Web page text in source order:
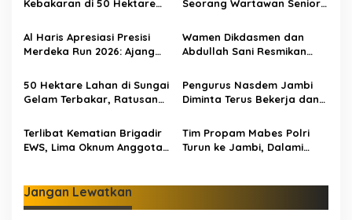
s
i
p
s
Kebakaran di 50 Hektare
Minta Desa di Jambi Siaga
Karhutla
Seorang Wartawan Senior
Atau Hery Rawas
Al Haris Apresiasi Presisi
Merdeka Run 2026: Ajang
UMKM Jambi
Wamen Dikdasmen dan
Abdullah Sani Resmikan
Digitalisasi Pendidikan
Jambi
50 Hektare Lahan di Sungai
Gelam Terbakar, Ratusan
Water Bombing Dikerahkan
Lakukan Pemadaman
Pengurus Nasdem Jambi
Diminta Terus Bekerja dan
Suara di Pemilu 2029
Terlibat Kematian Brigadir
EWS, Lima Oknum Anggota
Tim Propam Mabes Polri
Turun ke Jambi, Dalami
Jangan Lewatkan